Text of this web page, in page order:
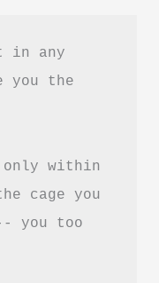
in any
you the
only within
cage you
you too